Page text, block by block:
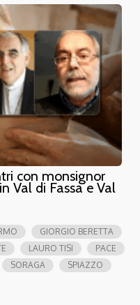
con monsignor
Val di Fassa e Val
GIORGIO BERETTA
LAURO TISI
PACE
SORAGA
SPIAZZO